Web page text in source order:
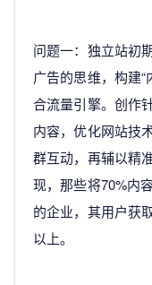
问题一：独立站初
广告的思维，构建
合流量引擎。创作
内容，优化网站技
群互动，再辅以精
现，那些将70%内
的企业，其用户获
以上。